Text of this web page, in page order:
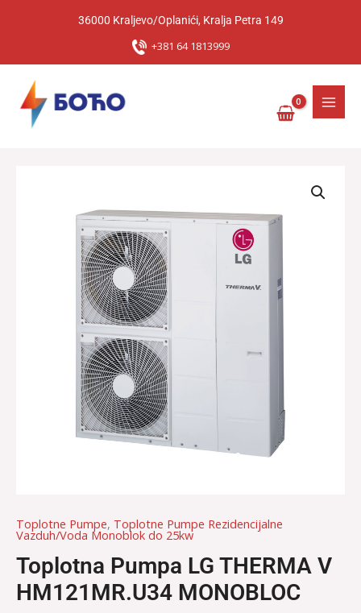
36000 Kraljevo/Oplanići, Kralja Petra 149
+381 64 1813999
Toplotne Pumpe, Toplotne Pumpe Rezidencijalne
Vazduh/Voda Monoblok do 25kw
Toplotna Pumpa LG THERMA V
HM121MR.U34 MONOBLOC
HM121MR.U34
MONOBLOC